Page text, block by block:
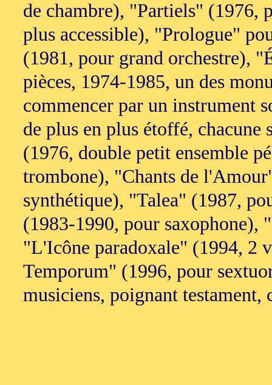
de chambre), "Partiels" (1976,
plus accessible), "Prologue"
(1981, pour grand orchestre),
pièces, 1974-1985, un des
commencer par un instrument
de plus en plus étoffé,
(1976, double petit ensemble
trombone), "Chants de
synthétique), "Talea" (1987,
(1983-1990, pour saxophone),
"L'Icône paradoxale" (1994, 2
Temporum" (1996, pour
musiciens, poignant testament,